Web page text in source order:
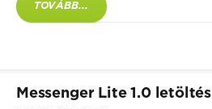
TOVÁBB...
Messenger Lite 1.0 letöltés